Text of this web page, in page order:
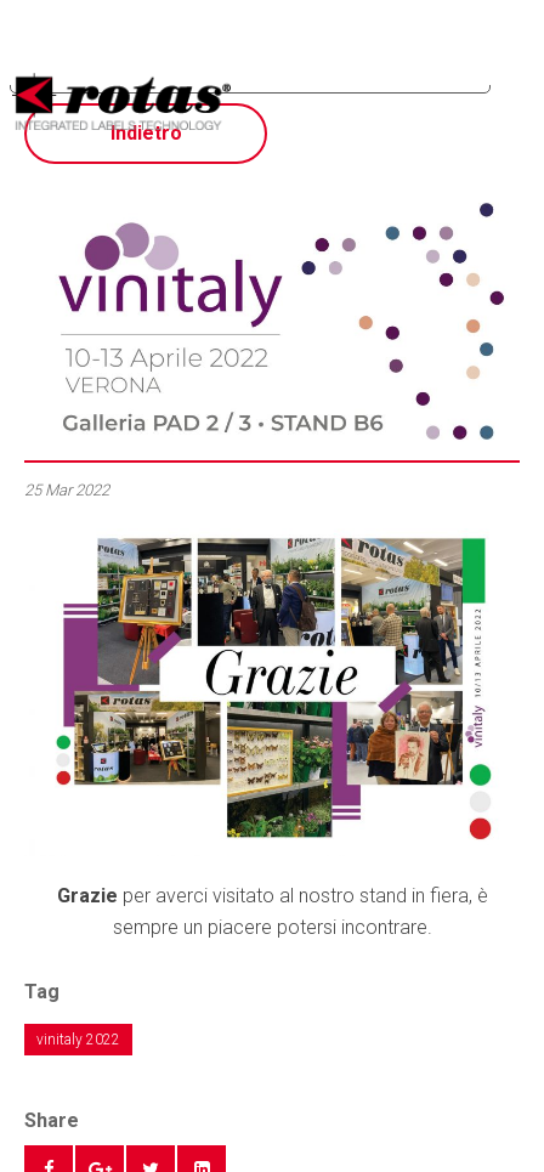
Indietro
25 Mar 2022
Grazie per averci visitato al nostro stand in fiera, è
sempre un piacere potersi incontrare.
Tag
vinitaly 2022
Share
Informativa sulla raccolta